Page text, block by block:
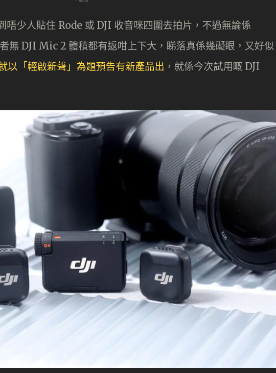
唔少人貼住 Rode 或 DJI 收音咪四圍去拍片，不過無論係
無 DJI Mic 2 體積都有返咁上下大，睇落真係幾礙眼，又好似
以「輕啟新聲」為題預告有新產品出 ，就係今次試用嘅 DJI